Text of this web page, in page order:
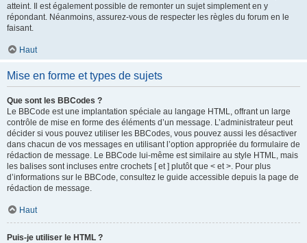
atteint. Il est également possible de remonter un sujet simplement en y
répondant. Néanmoins, assurez-vous de respecter les règles du forum en le
faisant.
Haut
Mise en forme et types de sujets
Que sont les BBCodes ?
Le BBCode est une implantation spéciale au langage HTML, offrant un large
contrôle de mise en forme des éléments d’un message. L’administrateur peut
décider si vous pouvez utiliser les BBCodes, vous pouvez aussi les désactiver
dans chacun de vos messages en utilisant l’option appropriée du formulaire de
rédaction de message. Le BBCode lui-même est similaire au style HTML, mais
les balises sont incluses entre crochets [ et ] plutôt que < et >. Pour plus
d’informations sur le BBCode, consultez le guide accessible depuis la page de
rédaction de message.
Haut
Puis-je utiliser le HTML ?